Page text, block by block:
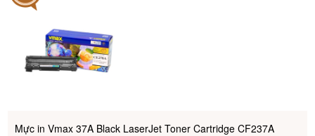
Mực in Vmax 37A Black LaserJet Toner Cartridge CF237A